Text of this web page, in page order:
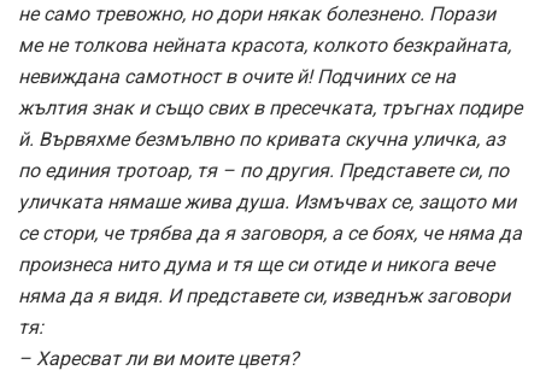
не само тревожно, но дори някак болезнено. Порази
ме не толкова нейната красота, колкото безкрайната,
невиждана самотност в очите й! Подчиних се на
жълтия знак и също свих в пресечката, тръгнах подире
й. Вървяхме безмълвно по кривата скучна уличка, аз
по единия тротоар, тя – по другия. Представете си, по
уличката нямаше жива душа. Измъчвах се, защото ми
се стори, че трябва да я заговоря, а се боях, че няма да
произнеса нито дума и тя ще си отиде и никога вече
няма да я видя. И представете си, изведнъж заговори
тя:
– Харесват ли ви моите цветя?